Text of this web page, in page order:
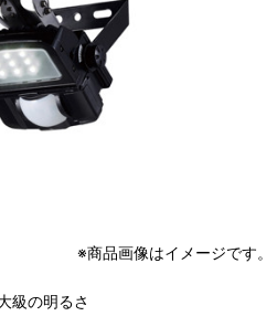
※商品画像はイメージです。
級の明るさ